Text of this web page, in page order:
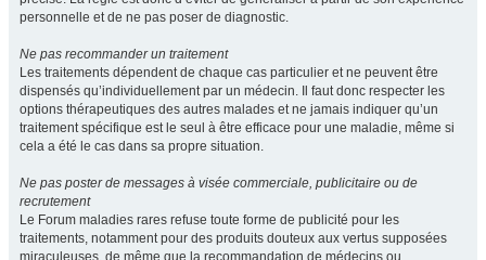
personnelle et de ne pas poser de diagnostic.
Ne pas recommander un traitement
Les traitements dépendent de chaque cas particulier et ne peuvent être
dispensés qu’individuellement par un médecin. Il faut donc respecter les
options thérapeutiques des autres malades et ne jamais indiquer qu’un
traitement spécifique est le seul à être efficace pour une maladie, même si
cela a été le cas dans sa propre situation.
Ne pas poster de messages à visée commerciale, publicitaire ou de
recrutement
Le Forum maladies rares refuse toute forme de publicité pour les
traitements, notamment pour des produits douteux aux vertus supposées
miraculeuses, de même que la recommandation de médecins ou